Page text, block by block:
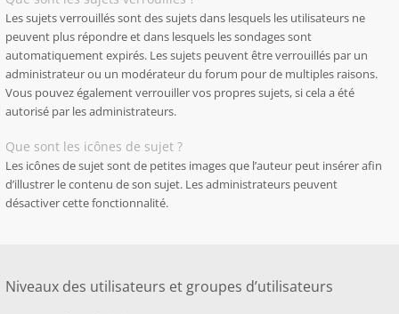
Les sujets verrouillés sont des sujets dans lesquels les utilisateurs ne
peuvent plus répondre et dans lesquels les sondages sont
automatiquement expirés. Les sujets peuvent être verrouillés par un
administrateur ou un modérateur du forum pour de multiples raisons.
Vous pouvez également verrouiller vos propres sujets, si cela a été
autorisé par les administrateurs.
Que sont les icônes de sujet ?
Les icônes de sujet sont de petites images que l’auteur peut insérer afin
d’illustrer le contenu de son sujet. Les administrateurs peuvent
désactiver cette fonctionnalité.
Niveaux des utilisateurs et groupes d’utilisateurs